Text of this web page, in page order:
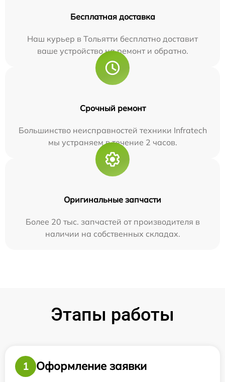
Бесплатная доставка
Наш курьер в Тольятти бесплатно доставит
ваше устройство на ремонт и обратно.
Срочный ремонт
Большинство неисправностей техники Infratech
мы устраняем в течение 2 часов.
Оригинальные запчасти
Более 20 тыс. запчастей от производителя в
наличии на собственных складах.
Этапы работы
1 Оформление заявки